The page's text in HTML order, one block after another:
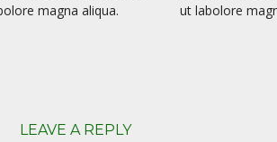
magna aliqua.
ut labolore
LEAVE A REPLY